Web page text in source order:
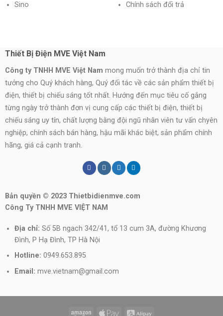
Chính sách đổi trả
Sino
Thiết Bị Điện MVE Việt Nam
Công ty TNHH MVE Việt Nam mong muốn trở thành địa chỉ tin
tưởng cho Quý khách hàng, Quý đối tác về các sản phẩm thiết bị
điện, thiết bị chiếu sáng tốt nhất. Hướng đến mục tiêu cố gắng
từng ngày trở thành đơn vị cung cấp các thiết bị điện, thiết bị
chiếu sáng uy tín, chất lượng bằng đội ngũ nhân viên tư vấn chyên
nghiệp, chính sách bán hàng, hậu mãi khác biệt, sản phẩm chính
hãng, giá cả cạnh tranh.
Bản quyền © 2023 Thietbidienmve.com
Công Ty TNHH MVE VIỆT NAM
Địa chỉ: Số 5B ngach 342/41, tổ 13 cum 3A, đường Khương
Đình, P Hạ Đình, TP Hà Nội
Hotline: 0949.653.895
Email: mve.vietnam@gmail.com